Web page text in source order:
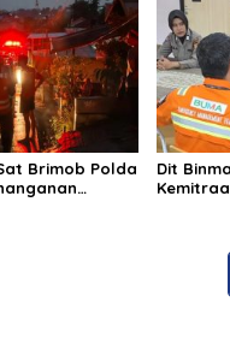
Brimob Polda
Dit